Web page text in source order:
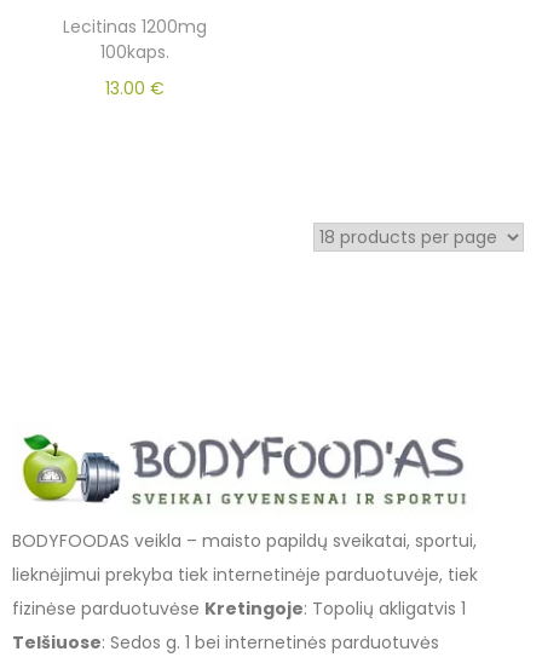
Lecitinas 1200mg
100kaps.
13.00€
BODYFOODAS veikla – maisto papildų sveikatai, sportui,
lieknėjimui prekyba tiek internetinėje parduotuvėje, tiek
fizinėse parduotuvėse Kretingoje: Topolių akligatvis 1
Telšiuose: Sedos g. 1 bei internetinės parduotuvės